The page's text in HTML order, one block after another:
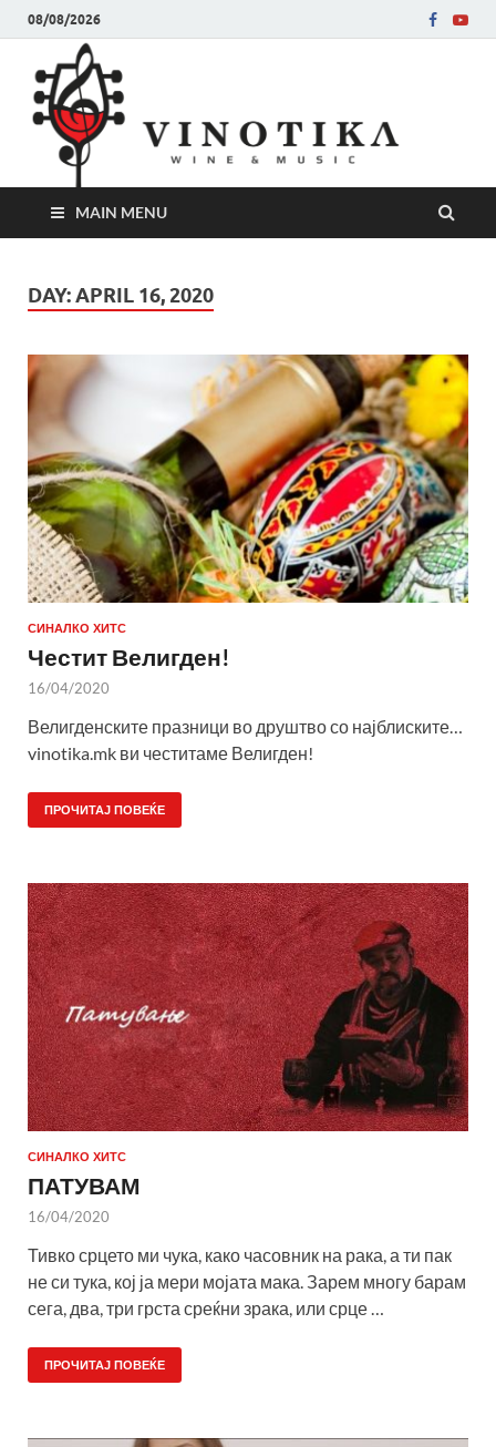
08/08/2026
MAIN MENU
DAY:APRIL 16, 2020
СИНАЛКО ХИТС
Честит Велигден!
16/04/2020
Велигденските празници во друштво со најблиските…
vinotika.mk ви честитаме Велигден!
ПРОЧИТАЈ ПОВЕЌЕ
СИНАЛКО ХИТС
ПАТУВАМ
16/04/2020
Тивко срцето ми чука, како часовник на рака, а ти пак
не си тука, кој ја мери мојата мака. Зарем многу барам
сега, два, три грста среќни зрака, или срце …
ПРОЧИТАЈ ПОВЕЌЕ